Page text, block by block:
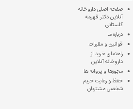
صفحه اصلیداروخانه
آنلاین دکتر فهیمه
گلستانی
درباره ما
قوانین و مقررات
راهنمای خرید از
داروخانه آنلاین
مجوزها و پروانه ها
حفظ و رعایت حریم
شخصی مشتریان